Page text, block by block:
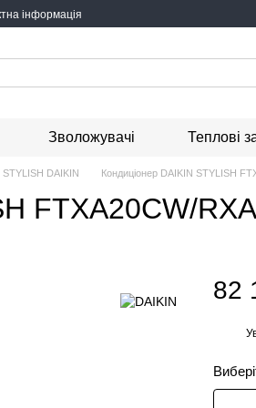
інформація
Зволожувачі Теплові
STYLISH DAIKIN Кондиціонер DAIKIN STYLISH
FTXA20CW/
82